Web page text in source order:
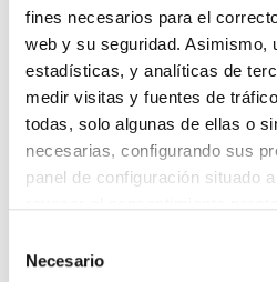
fines necesarios para el
web y su seguridad. Asimismo,
estadísticas, y analíticas de
medir visitas y fuentes de
todas, solo algunas de ellas o
necesarias, configurando sus
panel de configuración situado
consultar nuestra política de
Necesario
Si tiene alguna pregunta
se encuentre en esta
escribirnos y
podamos ayudarle.